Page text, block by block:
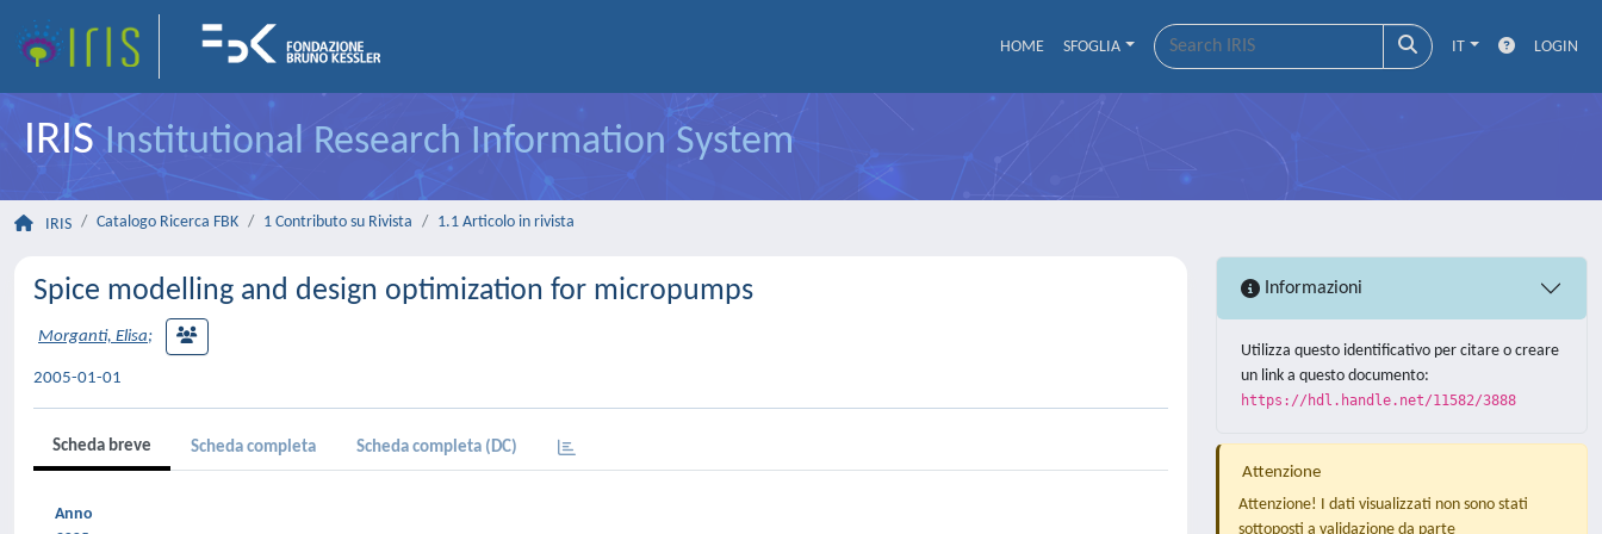
HOME SFOGLIA IT LOGIN
IRISInstitutional Research Information System
IRIS Catalogo Ricerca FBK 1 Contributo su Rivista 1.1 Articolo in rivista
Spice modelling and design optimization for micropumps
Morganti, Elisa;
2005-01-01
Scheda breve Scheda completa Scheda completa (DC)
Anno
Informazioni
Utilizza questo identificativo per citare o creare
un link a questo documento:
https://hdl.handle.net/11582/3888
Attenzione
Attenzione! I dati visualizzati non sono stati
sottoposti a validazione da parte